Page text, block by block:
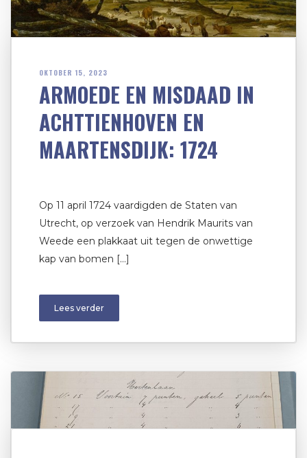
OKTOBER 15, 2023
ARMOEDE EN MISDAAD IN
ACHTTIENHOVEN EN
MAARTENSDIJK: 1724
Op 11 april 1724 vaardigden de Staten van
Utrecht, op verzoek van Hendrik Maurits van
Weede een plakkaat uit tegen de onwettige
kap van bomen […]
Lees verder